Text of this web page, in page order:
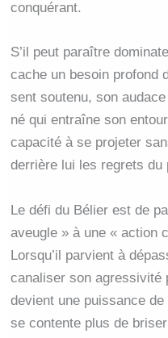
conquérant.
S’il peut paraître
cache un besoin profond
sent soutenu, son
né qui entraîne son
capacité à se projeter
derrière lui les regrets du
Le défi du Bélier est de
aveugle » à une « action
Lorsqu’il parvient à
canaliser son agressivité
devient une puissance
se contente plus de